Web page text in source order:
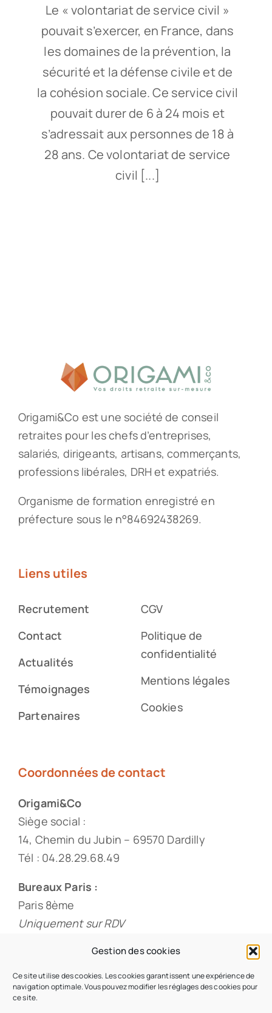
Gestion des cookies
Ce site utilise des cookies. Les cookies garantissent une expérience de
navigation optimale. Vous pouvez modifier les réglages des cookies pour
ce site.
Le « volontariat de service civil »
pouvait s’exercer, en France, dans
les domaines de la prévention, la
sécurité et la défense civile et de
la cohésion sociale. Ce service civil
pouvait durer de 6 à 24 mois et
s’adressait aux personnes de 18 à
28 ans. Ce volontariat de service
civil [...]
Origami&Co est une société de conseil
retraites pour les chefs d’entreprises,
salariés, dirigeants, artisans, commerçants,
professions libérales, DRH et expatriés.
Organisme de formation enregistré en
préfecture sous le n°84692438269.
Liens utiles
Recrutement
Contact
Actualités
Témoignages
Partenaires
CGV
Politique de
confidentialité
Mentions légales
Cookies
Coordonnées de contact
Origami&Co
Siège social :
14, Chemin du Jubin – 69570 Dardilly
Tél : 04.28.29.68.49
Bureaux Paris :
Paris 8ème
Uniquement sur RDV